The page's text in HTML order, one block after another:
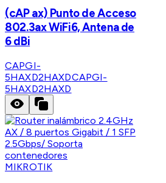
(cAP ax) Punto de Acceso
802.3ax WiFi6, Antena de
6 dBi
CAPGI-
5HAXD2HAXDCAPGI-
5HAXD2HAXD
MIKROTIK